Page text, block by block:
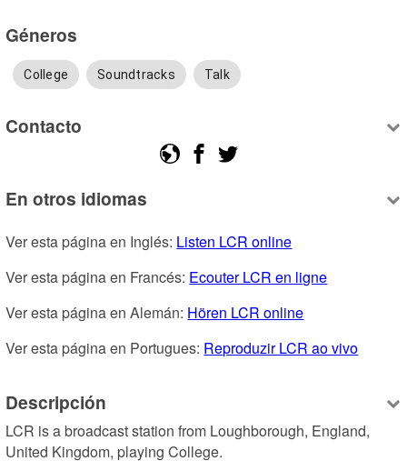
Géneros
College Soundtracks Talk
Contacto
En otros idiomas
Ver esta página en Inglés: Listen LCR online
Ver esta página en Francés: Ecouter LCR en ligne
Ver esta página en Alemán: Hören LCR online
Ver esta página en Portugues: Reproduzir LCR ao vivo
Descripción
LCR is a broadcast station from Loughborough, England,
United Kingdom, playing College.